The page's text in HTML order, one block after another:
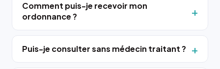
Comment puis-je recevoir mon
ordonnance ?
Puis-je consulter sans médecin traitant ?